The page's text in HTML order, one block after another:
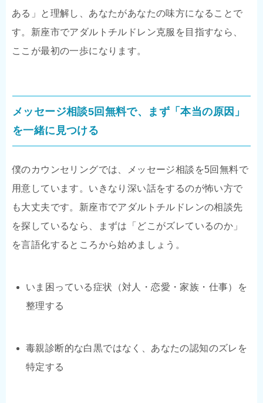
ある」と理解し、あなたがあなたの味方になることで
す。新座市でアダルトチルドレン克服を目指すなら、
ここが最初の一歩になります。
メッセージ相談5回無料で、まず「本当の原因」
を一緒に見つける
僕のカウンセリングでは、メッセージ相談を5回無料で
用意しています。いきなり深い話をするのが怖い方で
も大丈夫です。新座市でアダルトチルドレンの相談先
を探しているなら、まずは「どこがズレているのか」
を言語化するところから始めましょう。
いま困っている症状（対人・恋愛・家族・仕事）を
整理する
毒親診断的な白黒ではなく、あなたの認知のズレを
特定する